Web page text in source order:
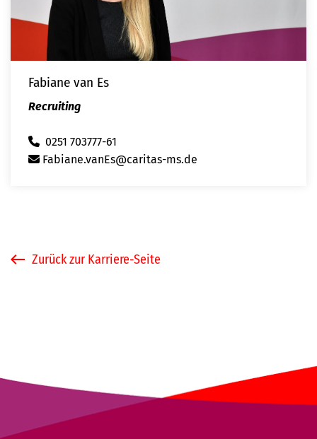
Fabiane van Es
Recruiting
0251 703777-61
Fabiane.vanEs@caritas-ms.de
Zurück zur Karriere-Seite